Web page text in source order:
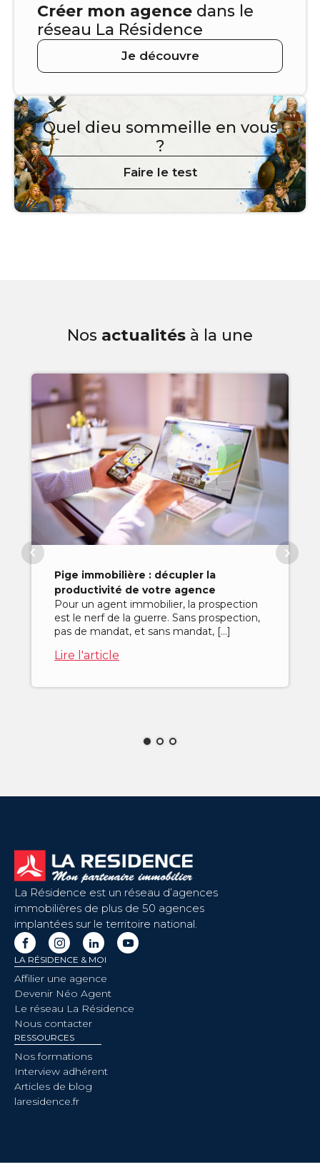
Créer mon agence dans le
réseau La Résidence
Je découvre
Quel dieu sommeille en vous
?
Faire le test
Nos actualités à la une
Pige immobilière : décupler la
productivité de votre agence
Pour un agent immobilier, la prospection
est le nerf de la guerre. Sans prospection,
pas de mandat, et sans mandat, […]
Lire l'article
La Résidence est un réseau d’agences
immobilières de plus de 50 agences
implantées sur le territoire national.
LA RÉSIDENCE & MOI
Affilier une agence
Devenir Néo Agent
Le réseau La Résidence
Nous contacter
RESSOURCES
Nos formations
Interview adhérent
Articles de blog
laresidence.fr